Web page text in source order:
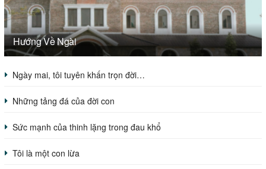
Hướng Về Ngài
Ngày mai, tôi tuyên khấn trọn đời…
Những tảng đá của đời con
Sức mạnh của thinh lặng trong đau khổ
Tôi là một con lừa